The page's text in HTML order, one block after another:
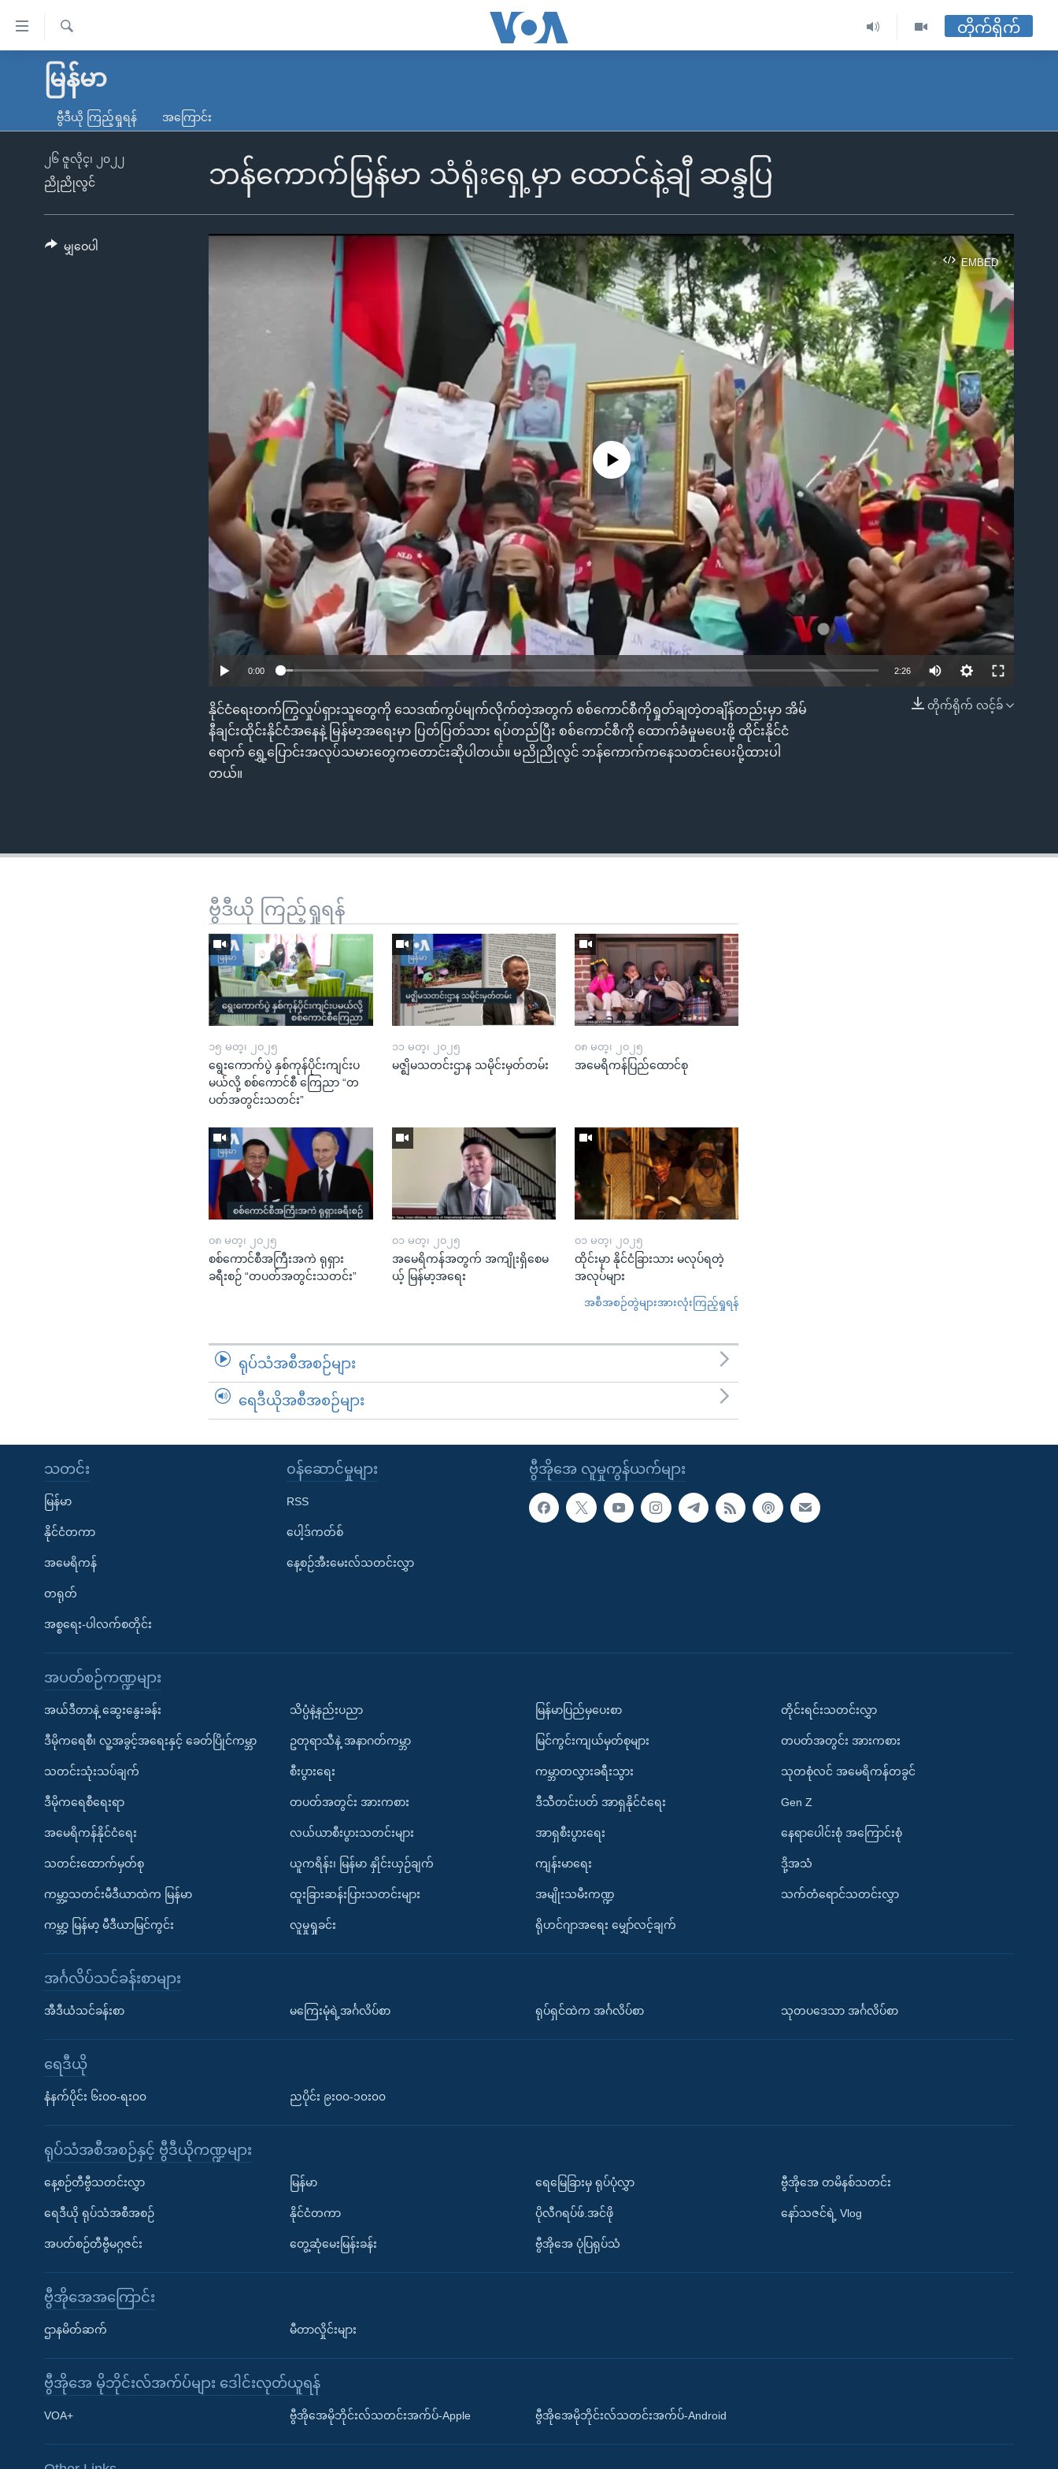
လွယ်ကူ
သည့်
မူလစာမျက်နှာ
ကမ္ဘာ့သတင်းများ
နိုင်ငံတကာ
အမေရိကန်
တရုတ်
အစ္စရေး-ပါလက်စတိုင်း
သတင်းလွတ်လပ်ခွင့်
ရပ်ဝန်းတခု လမ်းတခု အလွန်
အင်္ဂလိပ်စာလေ့လာမယ်
Learning English
ရှာဖွေ
ရ
လာ
တိုက်ရိုက်
မြန်မာ
ဗွီဒီယို ကြည့်ရှုရန် အကြောင်း
ဘန်ကောက်မြန်မာ သံရုံးရှေ့မှာ ထောင်နဲ့ချီ ဆန္ဒပြ
၂၆ ဇူလိုင္၊ ၂၀၂၂
ညိုညိုလွင်
EMBED
EMBED
No media source currently available
0:00 2:26
တိုက်ရိုက် လင့်ခ်
နိုင်ငံရေးတက်ကြွလှုပ်ရှားသူတွေကို သေဒဏ်ကွပ်မျက်လိုက်တဲ့အတွက် စစ်ကောင်စီကိုရှုတ်ချတဲ့တချိန်တည်းမှာ အိမ်
နီချင်းထိုင်းနိုင်ငံအနေနဲ့ မြန်မာ့အရေးမှာ ပြတ်ပြတ်သား ရပ်တည်ပြီး စစ်ကောင်စီကို ထောက်ခံမှုမပေးဖို့ ထိုင်းနိုင်ငံ
ရောက် ရွှေ့ပြောင်းအလုပ်သမားတွေကတောင်းဆိုပါတယ်။ မညိုညိုလွင် ဘန်ကောက်ကနေသတင်းပေးပို့ထားပါ
တယ်။
မျှဝေပါ
ဗွီဒီယို ကြည့်ရှုရန်
၁၅ မတ္၊ ၂၀၂၅
ရွေးကောက်ပွဲ နှစ်ကုန်ပိုင်းကျင်းပ
မယ်လို့ စစ်ကောင်စီ ကြေညာ “တ
ပတ်အတွင်းသတင်း”
၁၁ မတ္၊ ၂၀၂၅
မဇ္ဈိမသတင်းဌာန သမိုင်းမှတ်တမ်း
၀၈ မတ္၊ ၂၀၂၅
အမေရိကန်ပြည်ထောင်စု
၀၈ မတ္၊ ၂၀၂၅
စစ်ကောင်စီအကြီးအကဲ ရုရှား
ခရီးစဉ် “တပတ်အတွင်းသတင်း”
၀၁ မတ္၊ ၂၀၂၅
အမေရိကန်အတွက် အကျိုးရှိစေမ
ယ့် မြန်မာ့အရေး
၀၁ မတ္၊ ၂၀၂၅
ထိုင်းမှာ နိုင်ငံခြားသား မလုပ်ရတဲ့
အလုပ်များ
အစီအစဉ်တွဲများအားလုံးကြည့်ရှုရန်
ရုပ်သံအစီအစဉ်များ
ရေဒီယိုအစီအစဉ်များ
ဗွီအိုအေ လူမှုကွန်ယက်များ
သတင်း
မြန်မာ
နိုင်ငံတကာ
အမေရိကန်
တရုတ်
အစ္စရေး-ပါလက်စတိုင်း
၀န်ဆောင်မှုများ
RSS
ပေါ့ဒ်ကတ်စ်
နေ့စဉ်အီးမေးလ်သတင်းလွှာ
အပတ်စဉ်ကဏ္ဍများ
အယ်ဒီတာနဲ့ ဆွေးနွေးခန်း
ဒီမိုကရေစီ၊ လူ့အခွင့်အရေးနှင့် ခေတ်ပြိုင်ကမ္ဘာ
သတင်းသုံးသပ်ချက်
ဒီမိုကရေစီရေးရာ
အမေရိကန်နိုင်ငံရေး
သတင်းထောက်မှတ်စု
ကမ္ဘာ့သတင်းမီဒီယာထဲက မြန်မာ
ကမ္ဘာ့ မြန်မာ့ မီဒီယာမြင်ကွင်း
သိပ္ပံနဲ့နည်းပညာ
ဥတုရာသီနဲ့ အနာဂတ်ကမ္ဘာ
စီးပွားရေး
တပတ်အတွင်း အားကစား
လယ်ယာစီးပွားသတင်းများ
ယူကရိန်း၊ မြန်မာ နှိုင်းယှဉ်ချက်
ထူးခြားဆန်းပြားသတင်းများ
လူမှုရှုခင်း
မြန်မာပြည်မှပေးစာ
မြင်ကွင်းကျယ်မှတ်စုများ
ကမ္ဘာတလွှားခရီးသွား
ဒီသီတင်းပတ် အာရှနိုင်ငံရေး
အာရှစီးပွားရေး
ကျန်းမာရေး
အမျိုးသမီးကဏ္ဍ
ရိုဟင်ဂျာအရေး မျှော်လင့်ချက်
တိုင်းရင်းသတင်းလွှာ
တပတ်အတွင်း အားကစား
သုတစုံလင် အမေရိကန်တခွင်
Gen Z
နေရာပေါင်းစုံ အကြောင်းစုံ
ဒို့အသံ
သက်တံရောင်သတင်းလွှာ
အင်္ဂလိပ်သင်ခန်းစာများ
အီဒီယံသင်ခန်းစာ မကြေးမုံရဲ့အင်္ဂလိပ်စာ ရုပ်ရှင်ထဲက အင်္ဂလိပ်စာ သုတပဒေသာ အင်္ဂလိပ်စာ
ရေဒီယို
နံနက်ပိုင်း ၆း၀၀-ရး၀၀ ညပိုင်း ၉း၀၀-၁၀း၀၀
ရုပ်သံအစီအစဉ်နှင့် ဗွီဒီယိုကဏ္ဍများ
နေ့စဉ်တီဗွီသတင်းလွှာ
ရေဒီယို ရုပ်သံအစီအစဉ်
အပတ်စဉ်တီဗွီမဂ္ဂဇင်း
မြန်မာ
နိုင်ငံတကာ
တွေ့ဆုံမေးမြန်းခန်း
ရေမြေခြားမှ ရုပ်ပုံလွှာ
ပိုလီဂရပ်ဖ်.အင်ဖို
ဗွီအိုအေ ပုံပြရုပ်သံ
ဗွီအိုအေ တမိနစ်သတင်း
နော်သဇင်ရဲ့ Vlog
ဗွီအိုအေအကြောင်း
ဌာနမိတ်ဆက် မီတာလှိုင်းများ
ဗွီအိုအေ မိုဘိုင်းလ်အက်ပ်များ ဒေါင်းလုတ်ယူရန်
VOA+ ဗွီအိုအေမိုဘိုင်းလ်သတင်းအက်ပ်-Apple ဗွီအိုအေမိုဘိုင်းလ်သတင်းအက်ပ်-Android